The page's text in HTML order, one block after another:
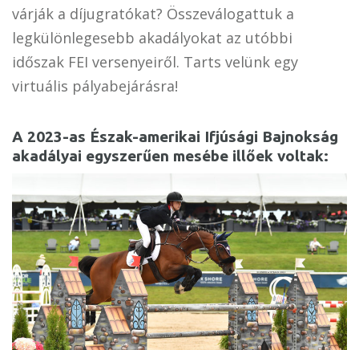
várják a díjugratókat? Összeválogattuk a
legkülönlegesebb akadályokat az utóbbi
időszak FEI versenyeiről. Tarts velünk egy
virtuális pályabejárásra!
A 2023-as Észak-amerikai Ifjúsági Bajnokság
akadályai egyszerűen mesébe illőek voltak: